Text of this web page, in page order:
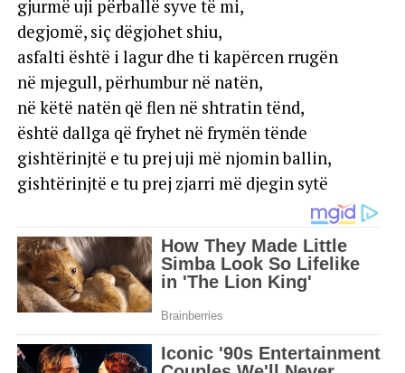
gjurmë uji përballë syve të mi,
degjomë, siç dëgjohet shiu,
asfalti është i lagur dhe ti kapërcen rrugën
në mjegull, përhumbur në natën,
në këtë natën që flen në shtratin tënd,
është dallga që fryhet në frymën tënde
gishtërinjtë e tu prej uji më njomin ballin,
gishtërinjtë e tu prej zjarri më djegin sytë